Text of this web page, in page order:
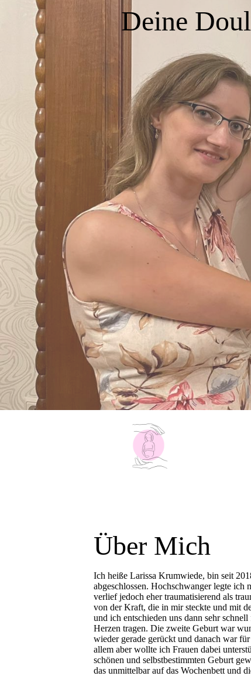
Deine
Über Mich
Ich heiße Larissa Krumwiede, bin seit
abgeschlossen. Hochschwanger legte
verlief jedoch eher traumatisierend als
von der Kraft, die in mir steckte und mit
und ich entschieden uns dann sehr
Herzen tragen. Die zweite Geburt war
wieder gerade gerückt und danach war
allem aber wollte ich Frauen dabei
schönen und selbstbestimmten Geburt
das unmittelbar auf das Wochenbett und